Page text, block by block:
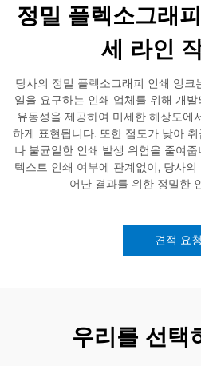
정밀 플렉소그래
세 라인
당사의 정밀 플렉소그래피 인쇄 잉크
일을 요구하는 인쇄 업체를 위해 개
유동성을 제공하여 미세한 해상도에
하게 표현됩니다. 또한 점도가 낮아
나 불균일한 인쇄 발생 위험을 줄여
텍스트 인쇄 여부에 관계없이, 당사
어난 결과를 위한 정밀한
견적 요청
우리를 선택